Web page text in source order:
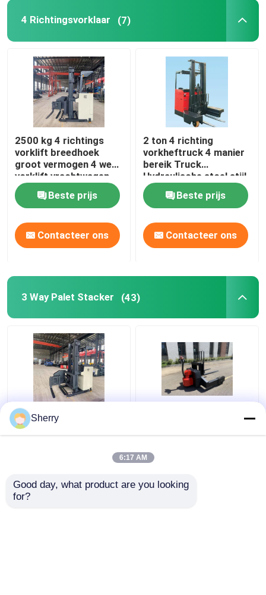
4 Richtingsvorklaar (7)
2500 kg 4 richtings
vorklift breedhoek
groot vermogen 4 weg
vorklift vrachtwagen
Beste prijs
Contacteer ons
2 ton 4 richting
vorkheftruck 4 manier
bereik Truck
Hydraulische stoel stijl
Beste prijs
Contacteer ons
3 Way Palet Stacker (43)
2500kg 3 Way Palet
Stacker Smal gangpad
Side Stand On Electric
aandrijfsysteem
Sherry
6:17 AM
Good day, what product are you looking
for?